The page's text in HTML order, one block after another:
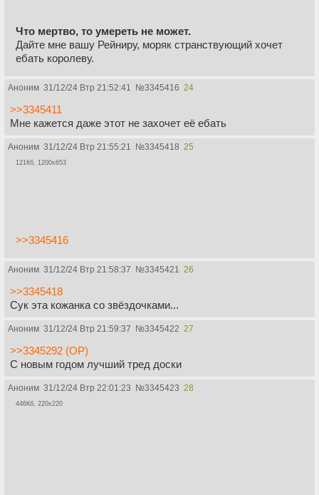
Что мертво, то умереть не может.
Дайте мне вашу Рейниру, моряк странствующий хочет
ебать королеву.
Аноним 31/12/24 Втр 21:52:41 №3345416 24
>>3345411
Мне кажется даже этот не захочет её ебать
Аноним 31/12/24 Втр 21:55:21 №3345418 25
121Кб, 1200x653
>>3345416
Аноним 31/12/24 Втр 21:58:37 №3345421 26
>>3345418
Сук эта кожанка со звёздочками...
Аноним 31/12/24 Втр 21:59:37 №3345422 27
>>3345292 (OP)
С новым годом лучший тред доски
Аноним 31/12/24 Втр 22:01:23 №3345423 28
446Кб, 220x220